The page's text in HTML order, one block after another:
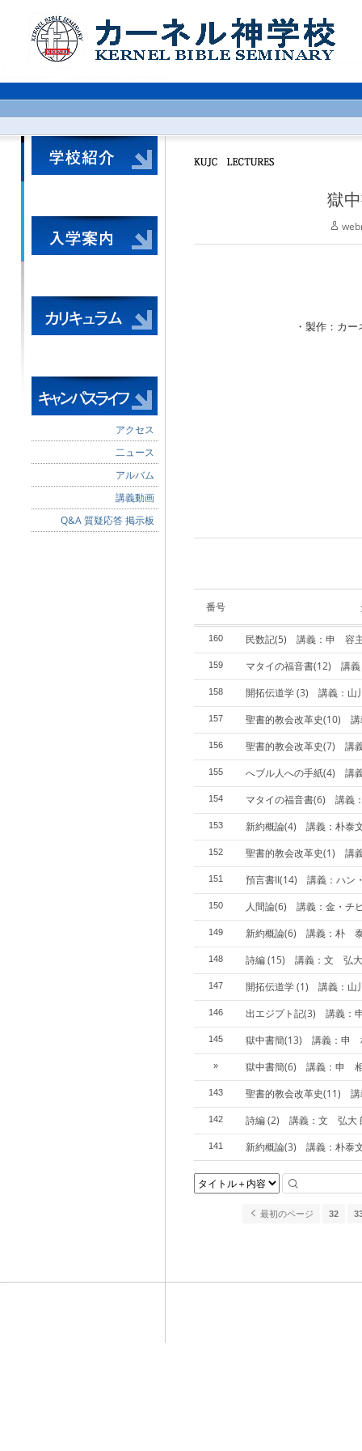
アクセス
二ュース
アルバム
講義動画
Q&A 質疑応答 掲示板
獄
・製作：カ
番号
160 民数記(5) 講義：申 容
159 マタイの福音書(12) 講
158 開拓伝道学 (3) 講義：山
157 聖書的教会改革史(10)
156 聖書的教会改革史(7) 講
155 へブル人への手紙(4) 講
154 マタイの福音書(6) 講義
153 新約概論(4) 講義：朴泰
152 聖書的教会改革史(1) 講
151 預言書II(14) 講義：ハン
150 人間論(6) 講義：金・チ
149 新約概論(6) 講義：朴
148 詩編 (15) 講義：文 弘
147 開拓伝道学 (1) 講義：山
146 出エジプト記(3) 講義
145 獄中書簡(13) 講義：申
» 獄中書簡(6) 講義：申
143 聖書的教会改革史(11)
142 詩編 (2) 講義：文 弘大
141 新約概論(3) 講義：朴泰
最初のページ 32